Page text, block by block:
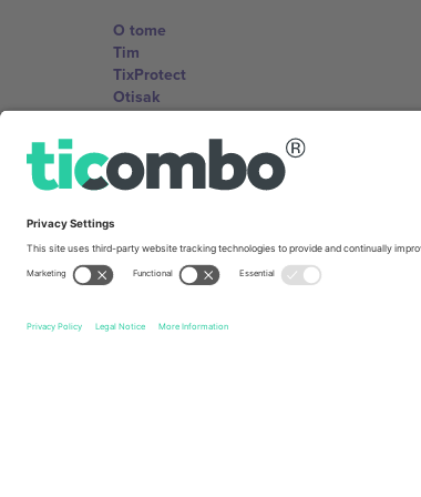
O tome
Tim
TixProtect
Otisak
Uslovi za korištenje
Partnerski program